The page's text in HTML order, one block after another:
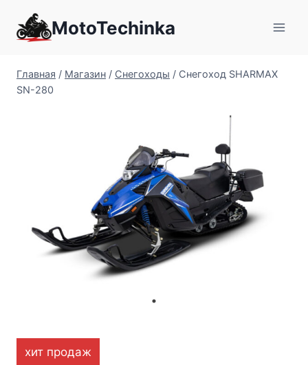
содержимому
MotoTechinka
Главная / Магазин / Снегоходы / Снегоход SHARMAX
SN-280
хит продаж